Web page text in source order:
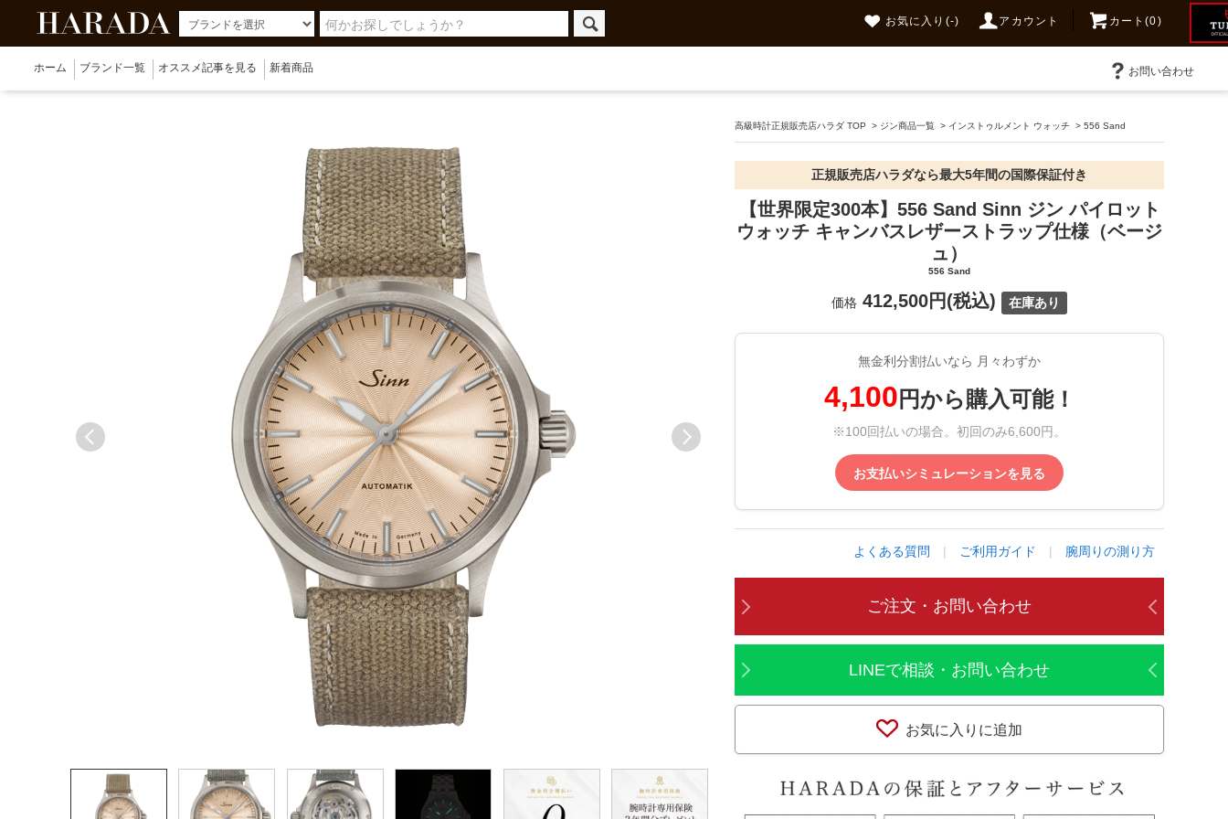
お気に入り (-) アカウント カート(0)
ホーム ブランド一覧 オススメ記事を見る 新着商品 お問い合わせ
高級時計正規販売店ハラダ TOP > ジン商品一覧 > インストゥルメント ウォッチ >556 Sand
正規販売店ハラダなら最大5年間の国際保証付き
【世界限定300本】556 Sand Sinn ジン パイロット
ウォッチ キャンバスレザーストラップ仕様（ベージ
ュ）
556 Sand
価格 412,500円(税込) 在庫あり
無金利分割払いなら 月々わずか
4,100 円から購入可能！
※100回払いの場合。初回のみ6,600円。
お支払いシミュレーションを見る
よくある質問 | ご利用ガイド | 腕周りの測り方
ご注文・お問い合わせ
LINEで相談・お問い合わせ
お気に入りに追加